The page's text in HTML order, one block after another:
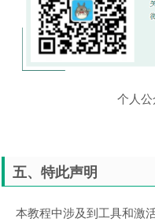
个人
五、特此声明
本教程中涉及到工具和激